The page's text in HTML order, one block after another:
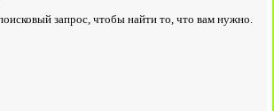
запрос, чтобы найти то, что вам нужно.